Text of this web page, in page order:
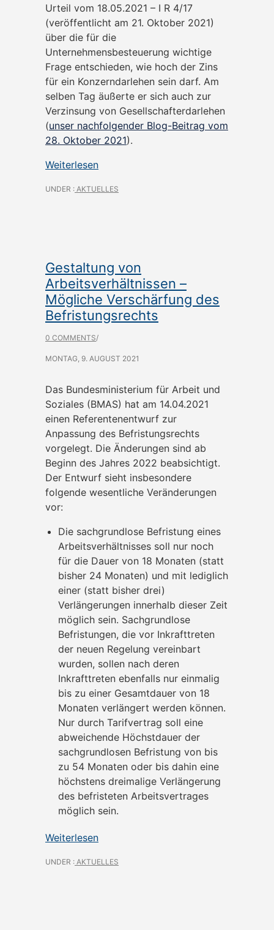
Urteil vom 18.05.2021 – I R 4/17
(veröffentlicht am 21. Oktober 2021)
über die für die
Unternehmensbesteuerung wichtige
Frage entschieden, wie hoch der Zins
für ein Konzerndarlehen sein darf. Am
selben Tag äußerte er sich auch zur
Verzinsung von Gesellschafterdarlehen
(unser nachfolgender Blog-Beitrag vom
28. Oktober 2021).
Weiterlesen
UNDER : AKTUELLES
Gestaltung von
Arbeitsverhältnissen –
Mögliche Verschärfung des
Befristungsrechts
0 COMMENTS/
MONTAG, 9. AUGUST 2021
Das Bundesministerium für Arbeit und
Soziales (BMAS) hat am 14.04.2021
einen Referentenentwurf zur
Anpassung des Befristungsrechts
vorgelegt. Die Änderungen sind ab
Beginn des Jahres 2022 beabsichtigt.
Der Entwurf sieht insbesondere
folgende wesentliche Veränderungen
vor:
Die sachgrundlose Befristung eines
Arbeitsverhältnisses soll nur noch
für die Dauer von 18 Monaten (statt
bisher 24 Monaten) und mit lediglich
einer (statt bisher drei)
Verlängerungen innerhalb dieser Zeit
möglich sein. Sachgrundlose
Befristungen, die vor Inkrafttreten
der neuen Regelung vereinbart
wurden, sollen nach deren
Inkrafttreten ebenfalls nur einmalig
bis zu einer Gesamtdauer von 18
Monaten verlängert werden können.
Nur durch Tarifvertrag soll eine
abweichende Höchstdauer der
sachgrundlosen Befristung von bis
zu 54 Monaten oder bis dahin eine
höchstens dreimalige Verlängerung
des befristeten Arbeitsvertrages
möglich sein.
Weiterlesen
UNDER : AKTUELLES